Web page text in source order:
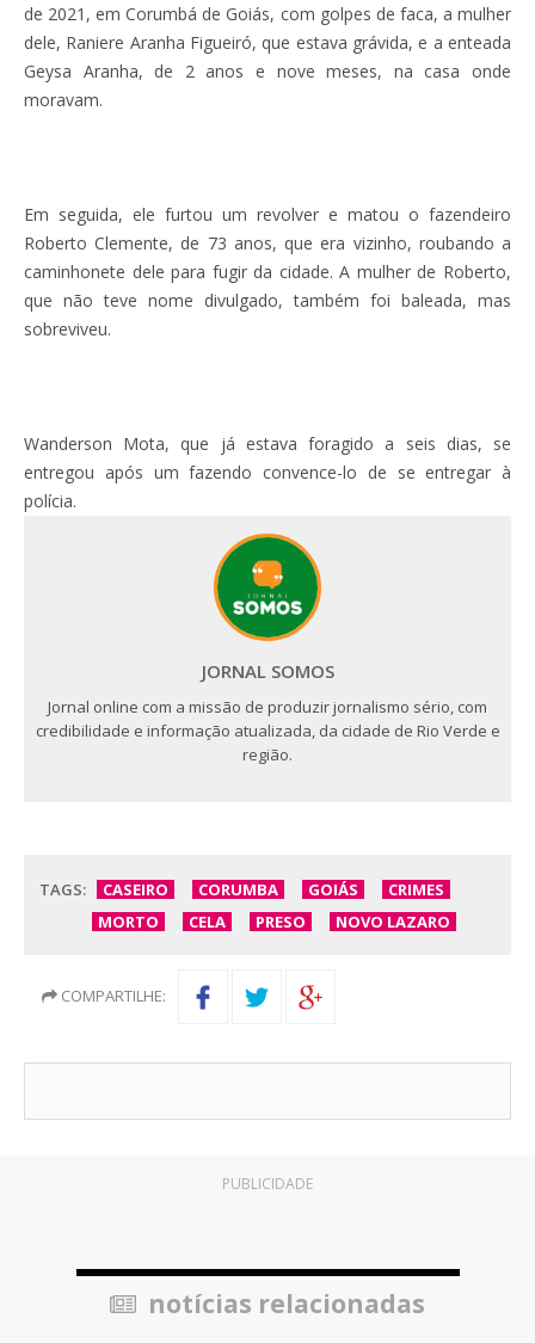
de 2021, em Corumbá de Goiás, com golpes de faca, a mulher
dele, Raniere Aranha Figueiró, que estava grávida, e a enteada
Geysa Aranha, de 2 anos e nove meses, na casa onde
moravam.
Em seguida, ele furtou um revolver e matou o fazendeiro
Roberto Clemente, de 73 anos, que era vizinho, roubando a
caminhonete dele para fugir da cidade. A mulher de Roberto,
que não teve nome divulgado, também foi baleada, mas
sobreviveu.
Wanderson Mota, que já estava foragido a seis dias, se
entregou após um fazendo convence-lo de se entregar à
polícia.
JORNAL SOMOS
Jornal online com a missão de produzir jornalismo sério, com
credibilidade e informação atualizada, da cidade de Rio Verde e
região.
TAGS: CASEIRO CORUMBA GOIÁS
CRIMES
MORTO
CELA PRESO NOVO LAZARO
COMPARTILHE:
PUBLICIDADE
notícias relacionadas